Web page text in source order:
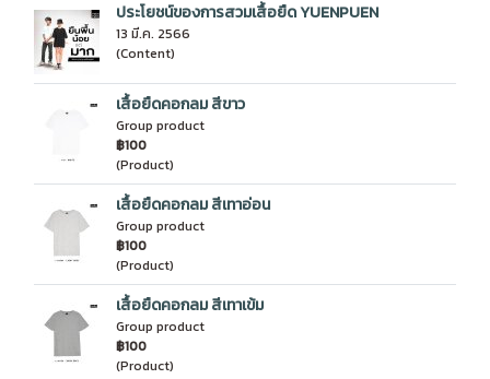
ประโยชน์ของการสวมเสื้อยืด YUENPUEN
13 มี.ค. 2566
(Content)
เสื้อยืดคอกลม สีขาว
Group product
฿100
(Product)
เสื้อยืดคอกลม สีเทาอ่อน
Group product
฿100
(Product)
เสื้อยืดคอกลม สีเทาเข้ม
Group product
฿100
(Product)